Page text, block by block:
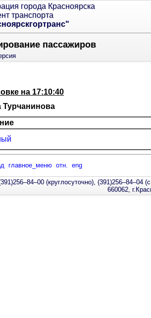
города Красноярска
транспорта
пассажиров
на 17:10:40
Турчанинова
главное_меню отн. eng
(круглосуточно), (391)256–84–04
660062,